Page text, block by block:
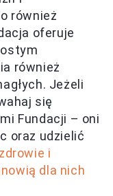
również
oferuje
również
Jeżeli
się
Fundacji – oni
oraz udzielić
i
dla nich